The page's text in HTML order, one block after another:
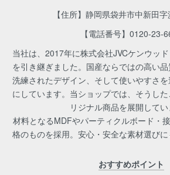
【住所】静岡県袋井市中新田
【電話番号】 0120-23-
当社は、2017年に株式会社JVCケンウッ
を引き継ぎました。国産ならではの高い
洗練されたデザイン、そして使いやすさ
にしています。当ショップでは、そうし
リジナル商品を展開してい
材料となるMDFやパーティクルボード
格のものを採用。安心・安全な素材選びに
おすすめポイント